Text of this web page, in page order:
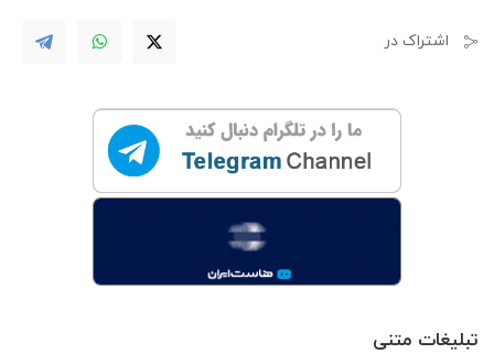
اشتراک در
تبلیغات متنی